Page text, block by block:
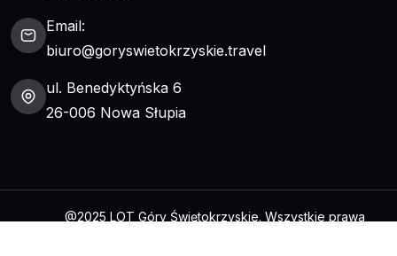
Email:
biuro@goryswietokrzyskie.travel
ul. Benedyktyńska 6
26-006 Nowa Słupia
@2025 LOT Góry Świętokrzyskie. Wszystkie prawa